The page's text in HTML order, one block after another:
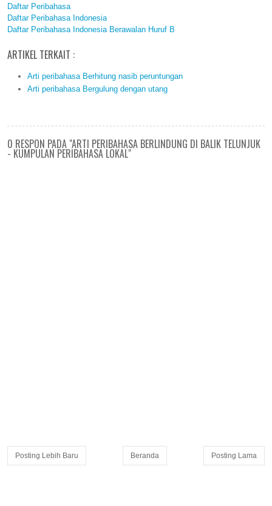
Daftar Peribahasa
Daftar Peribahasa Indonesia
Daftar Peribahasa Indonesia Berawalan Huruf B
ARTIKEL TERKAIT :
Arti peribahasa Berhitung nasib peruntungan
Arti peribahasa Bergulung dengan utang
0 RESPON PADA "ARTI PERIBAHASA BERLINDUNG DI BALIK TELUNJUK
- KUMPULAN PERIBAHASA LOKAL"
Posting Lebih Baru Posting Lama
Beranda